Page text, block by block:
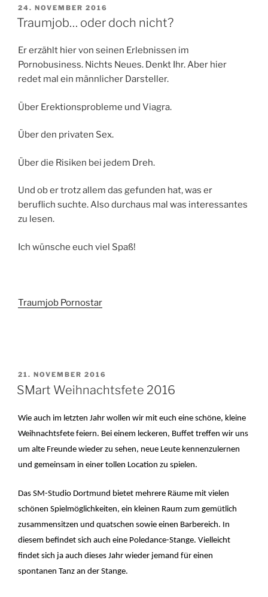
Bochum/Dortmund
–
and
Play
–
VERÖFFENTLICHT
AM
24. NOVEMBER 2016
Traumjob… oder doch nicht?
Er erzählt hier von seinen Erlebnissen im
Pornobusiness. Nichts Neues. Denkt Ihr. Aber hier
redet mal ein männlicher Darsteller.
Über Erektionsprobleme und Viagra.
Über den privaten Sex.
Über die Risiken bei jedem Dreh.
Und ob er trotz allem das gefunden hat, was er
beruflich suchte. Also durchaus mal was interessantes
zu lesen.
Ich wünsche euch viel Spaß!
Traumjob Pornostar
VERÖFFENTLICHT
AM
21. NOVEMBER 2016
SMart Weihnachtsfete 2016
Wie auch im letzten Jahr wollen wir mit euch eine schöne, kleine
Weihnachtsfete feiern. Bei einem leckeren, Buffet treffen wir uns
um alte Freunde wieder zu sehen, neue Leute kennenzulernen
und gemeinsam in einer tollen Location zu spielen.
Das SM-Studio Dortmund bietet mehrere Räume mit vielen
schönen Spielmöglichkeiten, ein kleinen Raum zum gemütlich
zusammensitzen und quatschen sowie einen Barbereich. In
diesem befindet sich auch eine Poledance-Stange. Vielleicht
findet sich ja auch dieses Jahr wieder jemand für einen
spontanen Tanz an der Stange.